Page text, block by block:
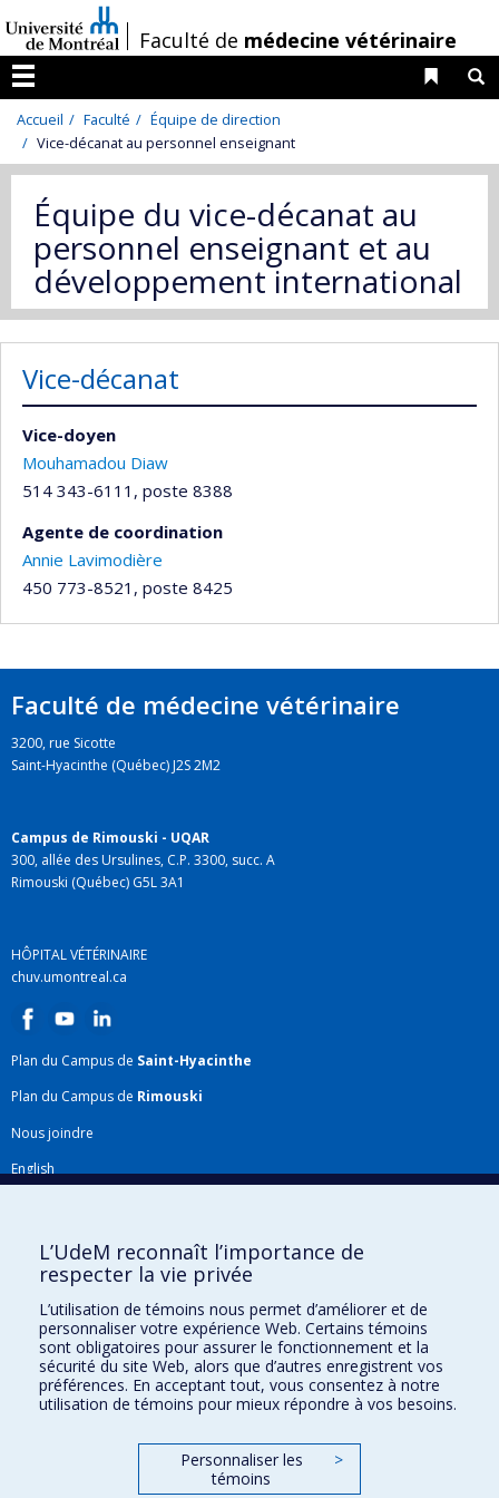
au
contenu
/Faculté de médecine vétérinaire
Menu
Liens
Accueil Faculté
Équipe de direction
Vice-décanat au personnel enseignant
Équipe du vice-décanat au
personnel enseignant et au
développement international
Vice-décanat
Vice-doyen
Mouhamadou Diaw
514 343-6111, poste 8388
Agente de coordination
Annie Lavimodière
450 773-8521, poste 8425
Faculté de médecine vétérinaire
3200, rue Sicotte
Saint-Hyacinthe (Québec) J2S 2M2
Campus de Rimouski - UQAR
300, allée des Ursulines, C.P. 3300, succ. A
Rimouski (Québec) G5L 3A1
HÔPITAL VÉTÉRINAIRE
chuv.umontreal.ca
Plan du Campus de Saint-Hyacinthe
Plan du Campus de Rimouski
Nous joindre
English
Plan du site
Accessibilité
Gabarits et image de marque
Agenda FMV & calendrier académique
La Faculté de médecine vétérinaire de l'Université de Montréal détient
l'agrément completde l'AVMAet est membre de l'AAVMC.
L’UdeM reconnaît l’importance de
respecter la vie privée
L’utilisation de témoins nous permet d’améliorer et de
personnaliser votre expérience Web. Certains témoins
sont obligatoires pour assurer le fonctionnement et la
sécurité du site Web, alors que d’autres enregistrent vos
préférences. En acceptant tout, vous consentez à notre
utilisation de témoins pour mieux répondre à vos besoins.
Personnaliser les
témoins
>